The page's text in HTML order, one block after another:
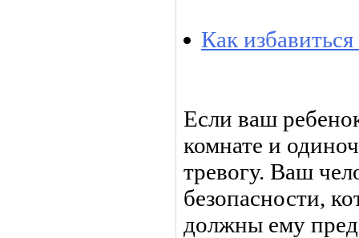
Как
Если ваш
комнате и
тревогу. Ваш
безопасности,
должны ему